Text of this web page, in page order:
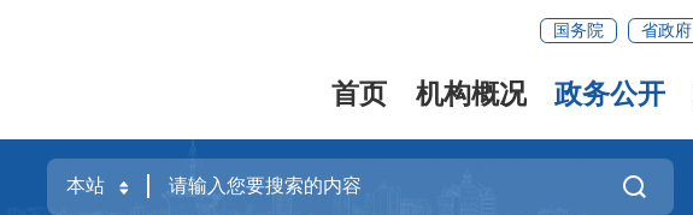
国务院 省政府
首页 机构概况 政务公开